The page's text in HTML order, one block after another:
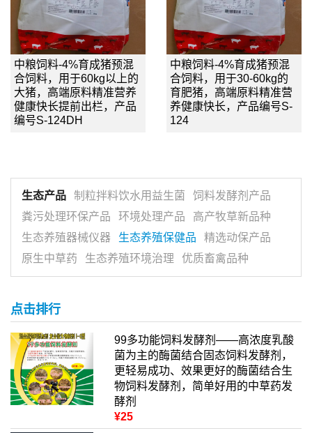
中粮饲料-4%育成猪预混
合饲料，用于60kg以上的
大猪，高端原料精准营养
健康快长提前出栏，产品
编号S-124DH
中粮饲料-4%育成猪预混
合饲料，用于30-60kg的
育肥猪，高端原料精准营
养健康快长，产品编号S-
124
生态产品 制粒拌料饮水用益生菌
饲料发酵剂产品
粪污处理环保产品
环境处理产品
高产牧草新品种
生态养殖器械仪器
生态养殖保健品
精选动保产品
原生中草药
生态养殖环境治理 优质畜禽品种
点击排行
99多功能饲料发酵剂——高浓度乳酸
菌为主的酶菌结合固态饲料发酵剂，
更轻易成功、效果更好的酶菌结合生
物饲料发酵剂，简单好用的中草药发
酵剂
¥25